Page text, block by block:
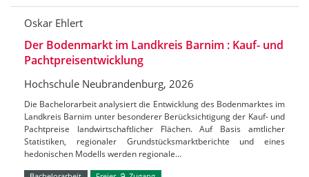
Oskar Ehlert
Der Bodenmarkt im Landkreis Barnim : Kauf- und
Pachtpreisentwicklung
Hochschule Neubrandenburg, 2026
Die Bachelorarbeit analysiert die Entwicklung des Bodenmarktes im
Landkreis Barnim unter besonderer Berücksichtigung der Kauf- und
Pachtpreise landwirtschaftlicher Flächen. Auf Basis amtlicher
Statistiken, regionaler Grundstücksmarktberichte und eines
hedonischen Modells werden regionale…